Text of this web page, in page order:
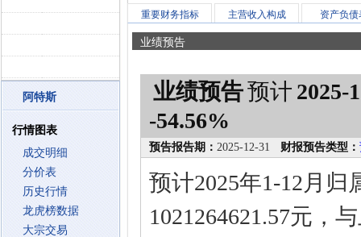
阿特斯
行情图表
成交明细
分价表
历史行情
龙虎榜数据
大宗交易
重要财务指标 主营收入构成 资产负债
业绩预告
业绩预告预计 2025-
-54.56%
预告报告期： 2025-12-31 财报预告类型：
预计2025年1-12月
1021264621.57元，